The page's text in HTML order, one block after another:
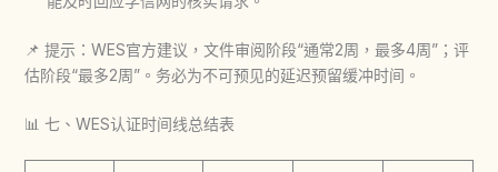
📌 提示：WES官方建议，文件审阅阶段“通常2周，最多4周”；评
估阶段“最多2周”。务必为不可预见的延迟预留缓冲时间。
📊 七、WES认证时间线总结表